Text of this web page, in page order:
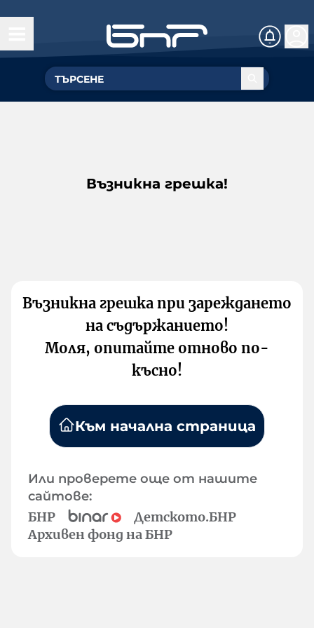
Възникна грешка!
Възникна грешка при зареждането
на съдържанието!
Моля, опитайте отново по-
късно!
Към начална страница
Или проверете още от нашите
сайтове:
БНР
Детското.БНР
Архивен фонд на БНР